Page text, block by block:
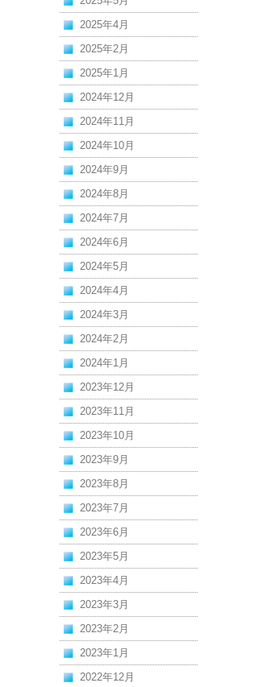
2025年4月
2025年2月
2025年1月
2024年12月
2024年11月
2024年10月
2024年9月
2024年8月
2024年7月
2024年6月
2024年5月
2024年4月
2024年3月
2024年2月
2024年1月
2023年12月
2023年11月
2023年10月
2023年9月
2023年8月
2023年7月
2023年6月
2023年5月
2023年4月
2023年3月
2023年2月
2023年1月
2022年12月